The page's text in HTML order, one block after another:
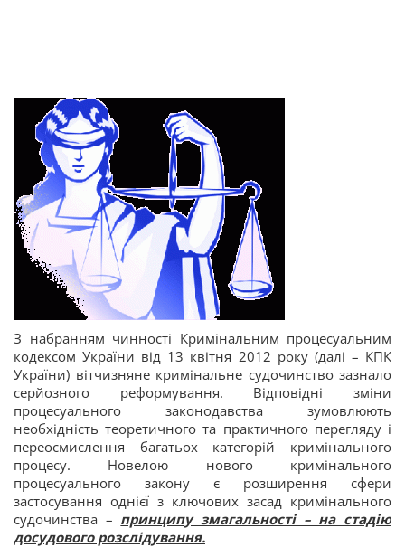
З набранням чинності Кримінальним процесуальним
кодексом України від 13 квітня 2012 року (далі – КПК
України) вітчизняне кримінальне судочинство зазнало
серйозного реформування. Відповідні зміни
процесуального законодавства зумовлюють
необхідність теоретичного та практичного перегляду і
переосмислення багатьох категорій кримінального
процесу. Новелою нового кримінального
процесуального закону є розширення сфери
застосування однієї з ключових засад кримінального
судочинства – принципу змагальності – на стадію
досудового розслідування.